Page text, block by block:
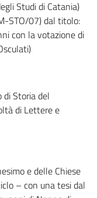
Studi di Catania)
STO/07) dal titolo:
con la votazione di
di Storia del
di Lettere e
e delle Chiese
– con una tesi dal